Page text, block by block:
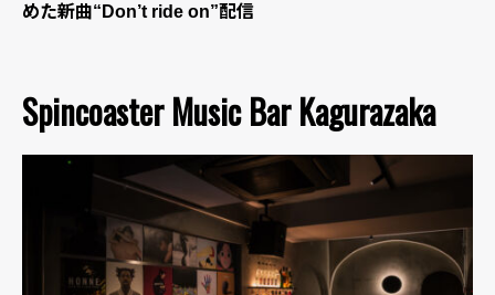
めた新曲“Don’t ride on”配信
Spincoaster Music Bar Kagurazaka